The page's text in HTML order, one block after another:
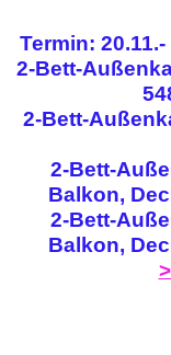
Termin:
2-Bett-
2-Bett-
2-Bett-
Balkon,
2-Bett-
Balkon,